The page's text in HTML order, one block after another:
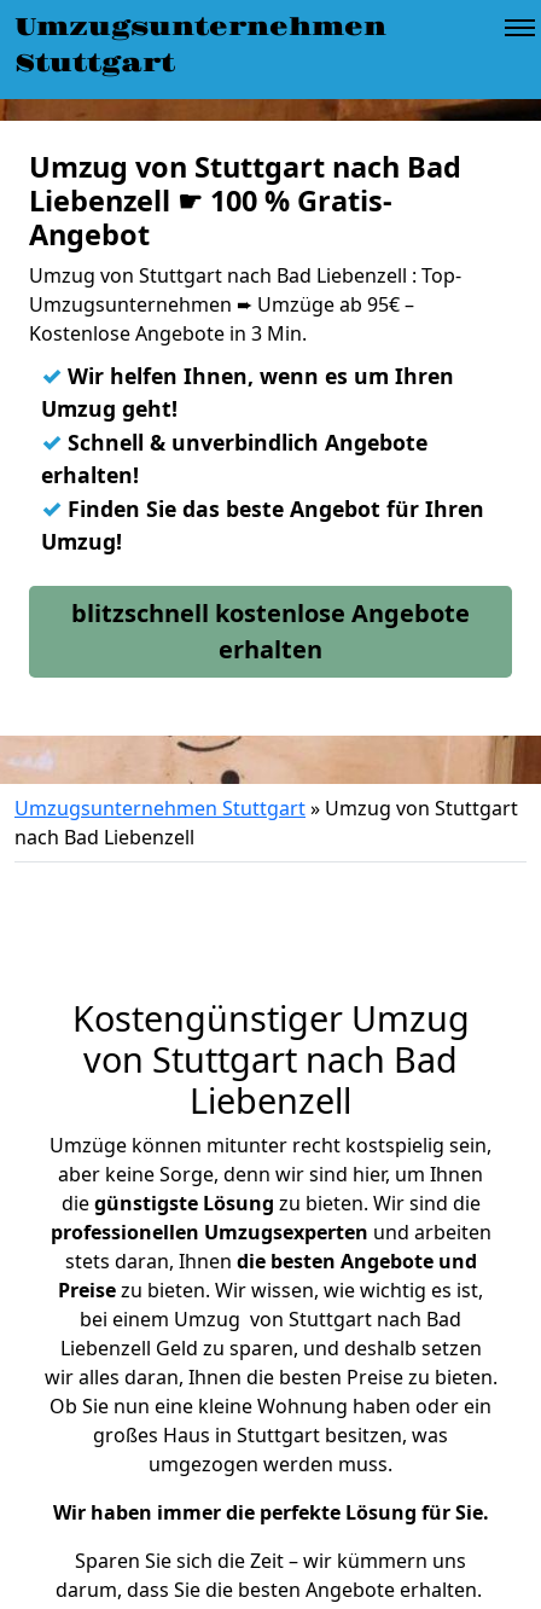
Umzugsunternehmen
Stuttgart
Umzug von Stuttgart nach Bad
Liebenzell ☛ 100 % Gratis-
Angebot
Umzug von Stuttgart nach Bad Liebenzell : Top-
Umzugsunternehmen ➨ Umzüge ab 95€ –
Kostenlose Angebote in 3 Min.
✓ Wir helfen Ihnen, wenn es um Ihren
Umzug geht!
✓ Schnell & unverbindlich Angebote
erhalten!
✓ Finden Sie das beste Angebot für Ihren
Umzug!
blitzschnell kostenlose Angebote
erhalten
Umzugsunternehmen Stuttgart» Umzug von Stuttgart
nach Bad Liebenzell
Kostengünstiger Umzug
von Stuttgart nach Bad
Liebenzell
Umzüge können mitunter recht kostspielig sein,
aber keine Sorge, denn wir sind hier, um Ihnen
diegünstigste Lösung zu bieten. Wir sind die
professionellen Umzugsexperten und arbeiten
stets daran, Ihnen die besten Angebote und
Preisezu bieten. Wir wissen, wie wichtig es ist,
bei einem Umzug von Stuttgart nach Bad
Liebenzell Geld zu sparen, und deshalb setzen
wir alles daran, Ihnen die besten Preise zu bieten.
Ob Sie nun eine kleine Wohnung haben oder ein
großes Haus in Stuttgart besitzen, was
umgezogen werden muss.
Wir haben immer die perfekte Lösung für Sie.
Sparen Sie sich die Zeit – wir kümmern uns
darum, dass Sie die besten Angebote erhalten.